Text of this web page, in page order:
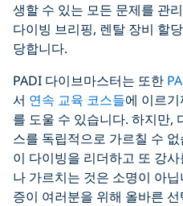
생할 수 있는 모든 문제를 관
다이빙 브리핑, 렌탈 장비 할
당합니다.
PADI 다이브마스터는 또한
서 연속 교육 코스들에 이르
를 도울 수 있습니다. 하지만,
스를 독립적으로 가르칠 수
이 다이빙을 리더하고 또 강
나 가르치는 것은 소명이 아
증이 여러분을 위해 올바른